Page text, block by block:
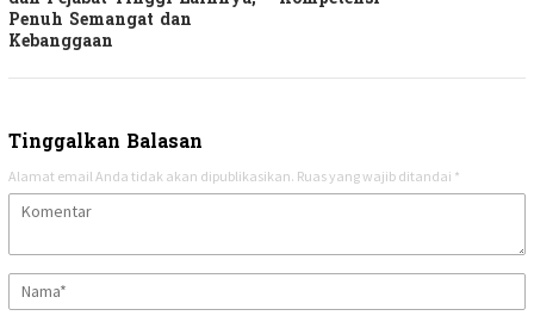
Penuh Semangat dan
Kebanggaan
Tinggalkan Balasan
Alamat email Anda tidak akan dipublikasikan. Ruas yang wajib ditandai *